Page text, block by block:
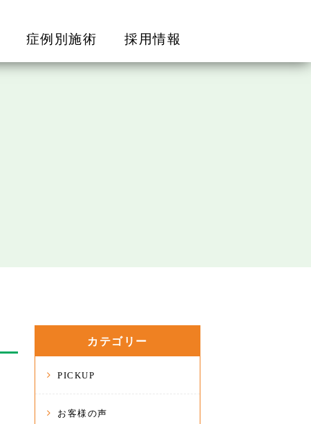
症例別施術 採用情報
カテゴリー
PICKUP
お客様の声